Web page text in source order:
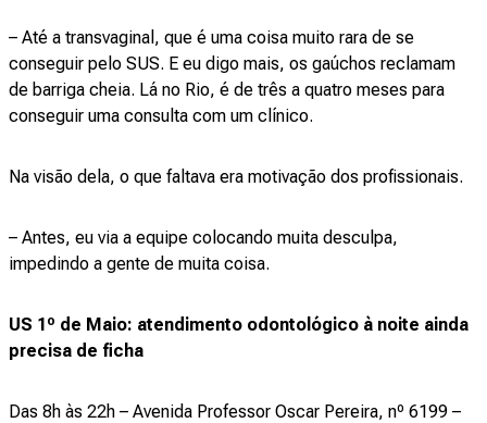
– Até a transvaginal, que é uma coisa muito rara de se
conseguir pelo SUS. E eu digo mais, os gaúchos reclamam
de barriga cheia. Lá no Rio, é de três a quatro meses para
conseguir uma consulta com um clínico.
Na visão dela, o que faltava era motivação dos profissionais.
– Antes, eu via a equipe colocando muita desculpa,
impedindo a gente de muita coisa.
US 1º de Maio: atendimento odontológico à noite ainda
precisa de ficha
Das 8h às 22h – Avenida Professor Oscar Pereira, nº 6199 –